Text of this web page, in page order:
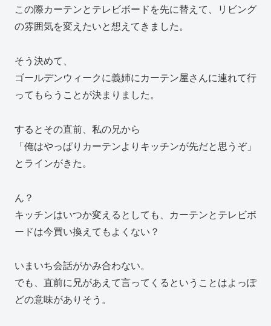
この際カーテンとテレビボードを先に替えて、リビング
の雰囲気を変えたいと想えてきました。
そう決めて、
ゴールデンウィークに義姉にカーテン屋さんに連れて行
ってもらうことが決まりました。
するとその直前、私の兄から
「俺はやっぱりカーテンよりキッチンが先だと思うぞ」
とラインがきた。
ん？
キッチンはいつか変えるとしても、カーテンとテレビボ
ードは今買い換えてもよくない？
いまいち会話がかみ合わない。
でも、直前に兄があえて言ってくるということはよっぽ
どの意味がありそう。